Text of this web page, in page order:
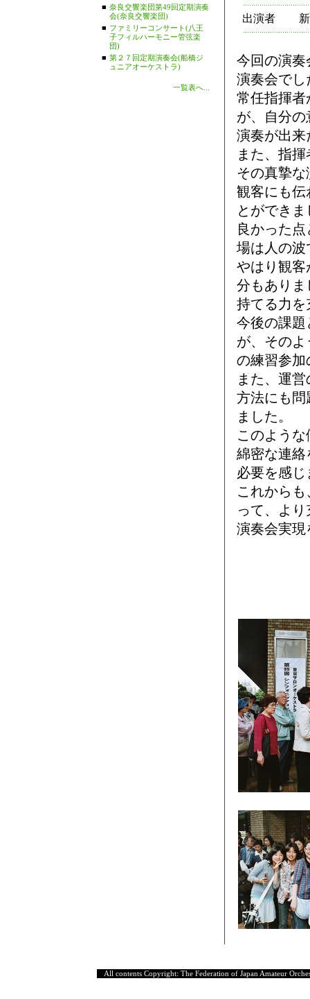
■ 奈良交響楽団第49回定期演奏
会(奈良交響楽団)
■ ファミリーコンサート(八王
子フィルハーモニー管弦楽
団)
■ 第２７回定期演奏会(船橋ジ
ュニアオーケストラ)
一覧表へ...
出演者
今回の演奏
演奏会でし
常任指揮者
が、自分
演奏が出来
また、指
その真摯
観客にも伝
とができま
良かった
場は人の波
やはり観客
分もありま
持てる力を
今後の課題
が、その
の練習参加
また、運
方法にも問
ました。
このよう
綿密な連絡
必要を感じ
これから
って、よ
演奏会実現
All contents Copyright: The Federation of Japan Amateur